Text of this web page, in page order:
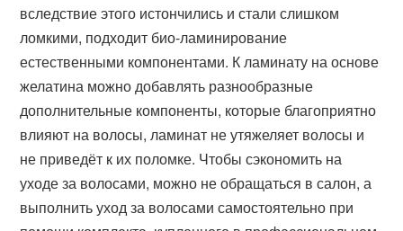
вследствие этого истончились и стали слишком
ломкими, подходит био-ламинирование
естественными компонентами. К ламинату на основе
желатина можно добавлять разнообразные
дополнительные компоненты, которые благоприятно
влияют на волосы, ламинат не утяжеляет волосы и
не приведёт к их поломке. Чтобы сэкономить на
уходе за волосами, можно не обращаться в салон, а
выполнить уход за волосами самостоятельно при